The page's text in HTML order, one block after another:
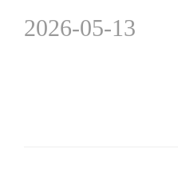
2026-05-13